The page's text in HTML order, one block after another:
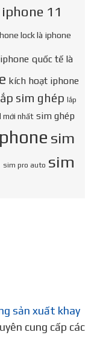
iphone 11
lock là iphone
iphone quốc tế là
kích hoạt iphone
sim ghép lắp
mới nhất sim ghép
sim
sim pro auto sim
sản xuất khay
cung cấp các